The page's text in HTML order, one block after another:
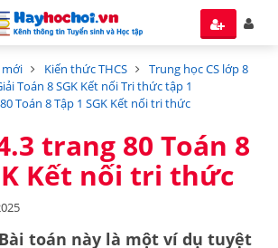
Kiến thức THCS
Trung học CS lớp 8
Toán 8 SGK Kết nối Tri thức tập 1
Toán 8 Tập 1 SGK Kết nối tri thức
trang 80 Toán 8
Kết nối tri thức
toán này là một ví dụ tuyệt